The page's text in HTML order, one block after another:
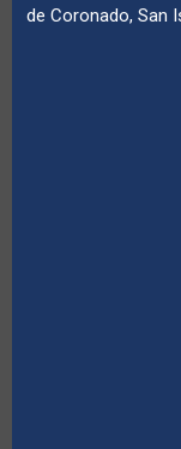
de Coronado, San